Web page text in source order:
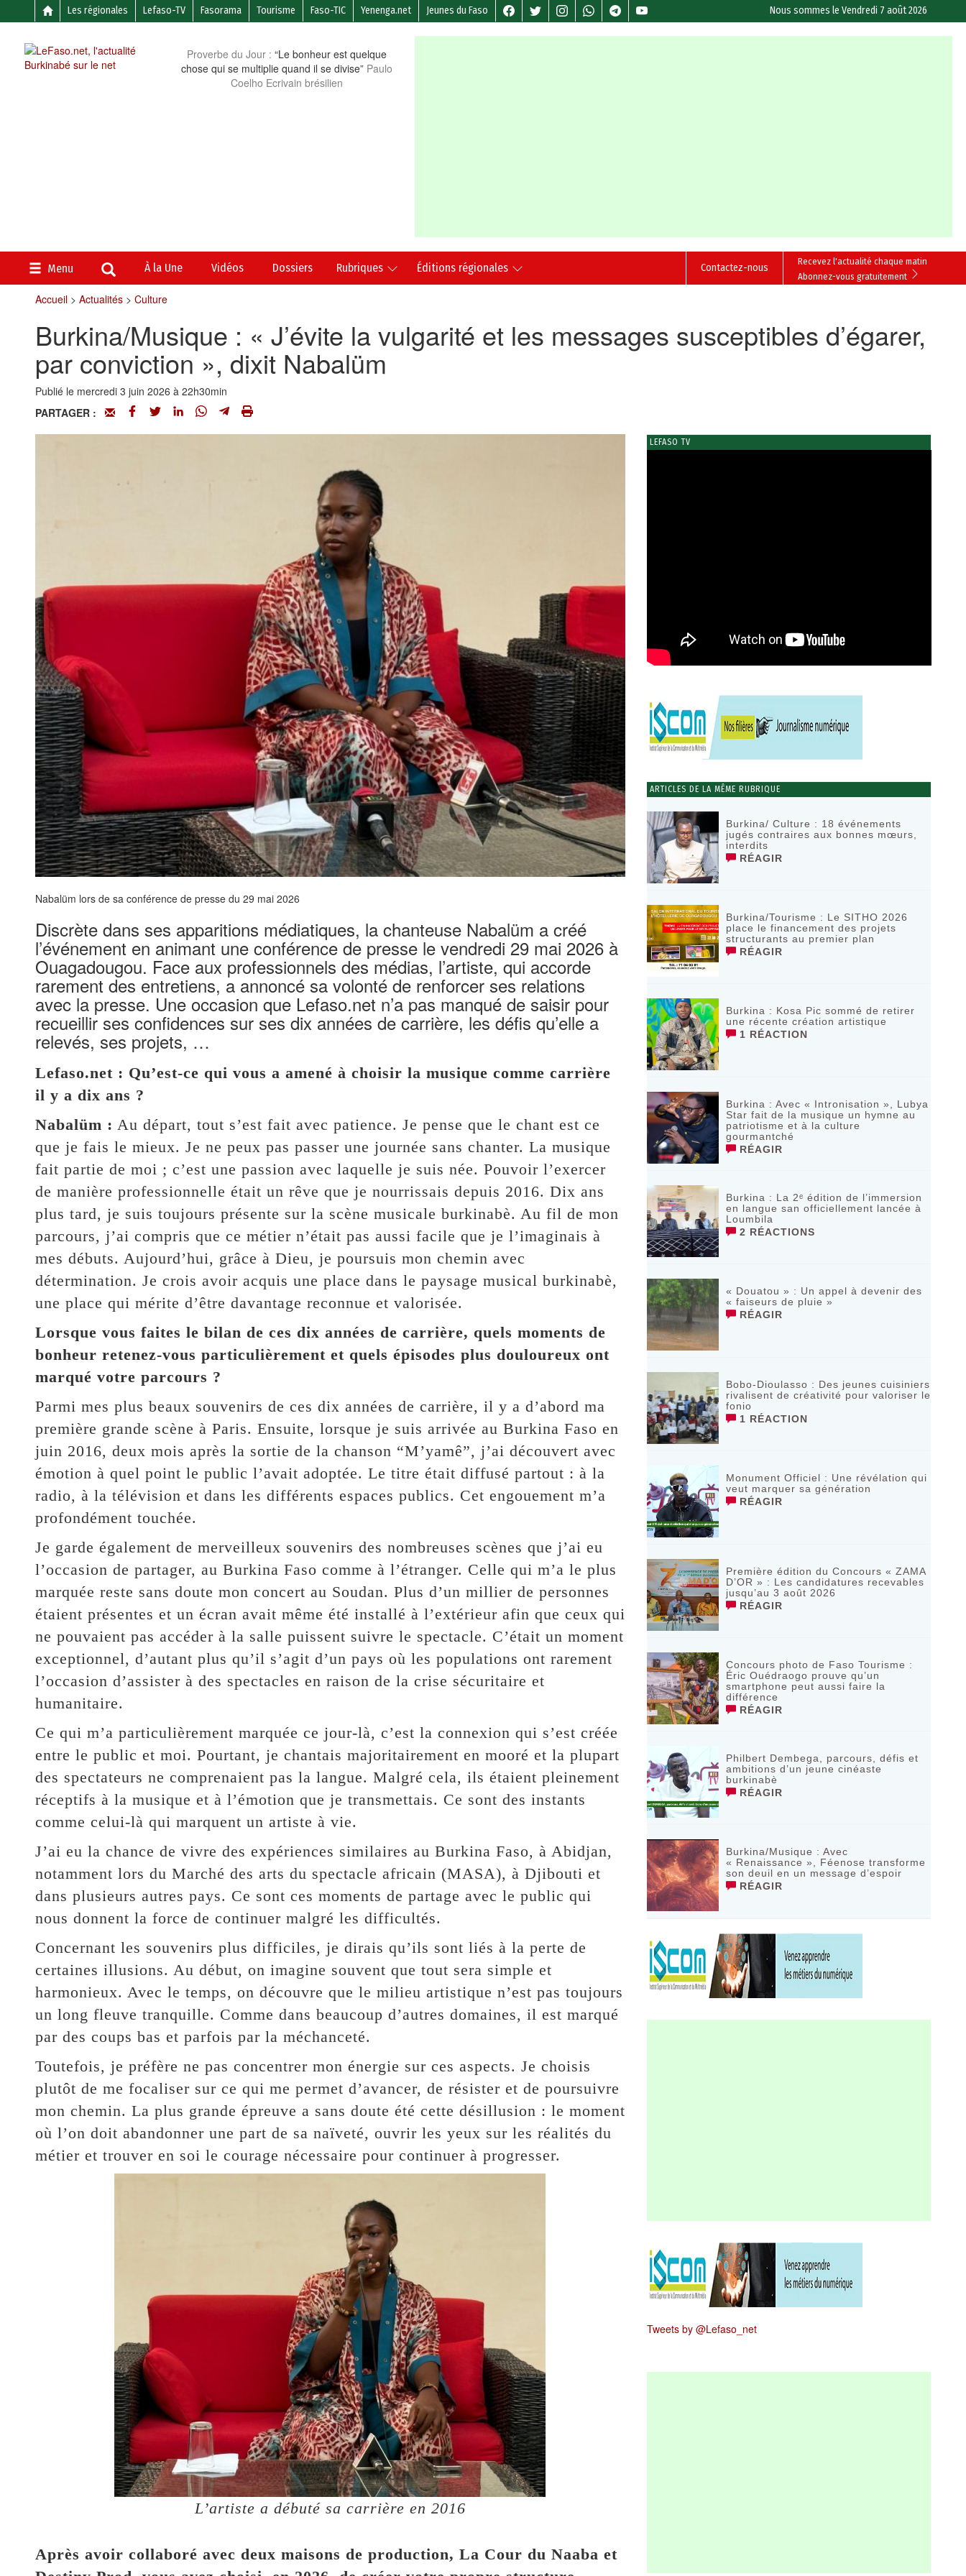
Les régionales Lefaso-TV Fasorama Tourisme Faso-TIC Yenenga.net Jeunes du Faso Nous sommes leVendredi 7 août 2026
Proverbe du Jour : “Le bonheur est quelque
chose qui se multiplie quand il se divise” Paulo
Coelho Ecrivain brésilien
Menu À la Une Vidéos Dossiers Rubriques Éditions régionales
Recevez l'actualité chaque matin
Abonnez-vous gratuitement
Contactez-nous
Accueil> Actualités> Culture
Burkina/Musique : « J’évite la vulgarité et les messages susceptibles d’égarer,
par conviction », dixit Nabalüm
Publié le mercredi 3 juin 2026 à 22h30min
PARTAGER :
Nabalüm lors de sa conférence de presse du 29 mai 2026
Discrète dans ses apparitions médiatiques, la chanteuse Nabalüm a créé
l’événement en animant une conférence de presse le vendredi 29 mai 2026 à
Ouagadougou. Face aux professionnels des médias, l’artiste, qui accorde
rarement des entretiens, a annoncé sa volonté de renforcer ses relations
avec la presse. Une occasion que Lefaso.net n’a pas manqué de saisir pour
recueillir ses confidences sur ses dix années de carrière, les défis qu’elle a
relevés, ses projets, …
Lefaso.net : Qu’est-ce qui vous a amené à choisir la musique comme carrière
il y a dix ans ?
Nabalüm : Au départ, tout s’est fait avec patience. Je pense que le chant est ce
que je fais le mieux. Je ne peux pas passer une journée sans chanter. La musique
fait partie de moi ; c’est une passion avec laquelle je suis née. Pouvoir l’exercer
de manière professionnelle était un rêve que je nourrissais depuis 2016. Dix ans
plus tard, je suis toujours présente sur la scène musicale burkinabè. Au fil de mon
parcours, j’ai compris que ce métier n’était pas aussi facile que je l’imaginais à
mes débuts. Aujourd’hui, grâce à Dieu, je poursuis mon chemin avec
détermination. Je crois avoir acquis une place dans le paysage musical burkinabè,
une place qui mérite d’être davantage reconnue et valorisée.
Lorsque vous faites le bilan de ces dix années de carrière, quels moments de
bonheur retenez-vous particulièrement et quels épisodes plus douloureux ont
marqué votre parcours ?
Parmi mes plus beaux souvenirs de ces dix années de carrière, il y a d’abord ma
première grande scène à Paris. Ensuite, lorsque je suis arrivée au Burkina Faso en
juin 2016, deux mois après la sortie de la chanson “M’yamê”, j’ai découvert avec
émotion à quel point le public l’avait adoptée. Le titre était diffusé partout : à la
radio, à la télévision et dans les différents espaces publics. Cet engouement m’a
profondément touchée.
Je garde également de merveilleux souvenirs des nombreuses scènes que j’ai eu
l’occasion de partager, au Burkina Faso comme à l’étranger. Celle qui m’a le plus
marquée reste sans doute mon concert au Soudan. Plus d’un millier de personnes
étaient présentes et un écran avait même été installé à l’extérieur afin que ceux qui
ne pouvaient pas accéder à la salle puissent suivre le spectacle. C’était un moment
exceptionnel, d’autant plus qu’il s’agit d’un pays où les populations ont rarement
l’occasion d’assister à des spectacles en raison de la crise sécuritaire et
humanitaire.
Ce qui m’a particulièrement marquée ce jour-là, c’est la connexion qui s’est créée
entre le public et moi. Pourtant, je chantais majoritairement en mooré et la plupart
des spectateurs ne comprenaient pas la langue. Malgré cela, ils étaient pleinement
réceptifs à la musique et à l’émotion que je transmettais. Ce sont des instants
comme celui-là qui marquent un artiste à vie.
J’ai eu la chance de vivre des expériences similaires au Burkina Faso, à Abidjan,
notamment lors du Marché des arts du spectacle africain (MASA), à Djibouti et
dans plusieurs autres pays. Ce sont ces moments de partage avec le public qui
nous donnent la force de continuer malgré les difficultés.
Concernant les souvenirs plus difficiles, je dirais qu’ils sont liés à la perte de
certaines illusions. Au début, on imagine souvent que tout sera simple et
harmonieux. Avec le temps, on découvre que le milieu artistique n’est pas toujours
un long fleuve tranquille. Comme dans beaucoup d’autres domaines, il est marqué
par des coups bas et parfois par la méchanceté.
Toutefois, je préfère ne pas concentrer mon énergie sur ces aspects. Je choisis
plutôt de me focaliser sur ce qui me permet d’avancer, de résister et de poursuivre
mon chemin. La plus grande épreuve a sans doute été cette désillusion : le moment
où l’on doit abandonner une part de sa naïveté, ouvrir les yeux sur les réalités du
métier et trouver en soi le courage nécessaire pour continuer à progresser.
L’artiste a débuté sa carrière en 2016
Après avoir collaboré avec deux maisons de production, La Cour du Naaba et
LEFASO TV
ARTICLES DE LA MÊME RUBRIQUE
Burkina/ Culture : 18 événements
jugés contraires aux bonnes mœurs,
interdits
RÉAGIR
Burkina/Tourisme : Le SITHO 2026
place le financement des projets
structurants au premier plan
RÉAGIR
Burkina : Kosa Pic sommé de retirer
une récente création artistique
1 RÉACTION
Burkina : Avec « Intronisation », Lubya
Star fait de la musique un hymne au
patriotisme et à la culture
gourmantché
RÉAGIR
Burkina : La 2ᵉ édition de l’immersion
en langue san officiellement lancée à
Loumbila
2 RÉACTIONS
« Douatou » : Un appel à devenir des
« faiseurs de pluie »
RÉAGIR
Bobo-Dioulasso : Des jeunes cuisiniers
rivalisent de créativité pour valoriser le
fonio
1 RÉACTION
Monument Officiel : Une révélation qui
veut marquer sa génération
RÉAGIR
‎Première édition du Concours « ZAMA
D’OR » : Les candidatures recevables
jusqu’au 3 août 2026 ‎
RÉAGIR
Concours photo de Faso Tourisme :
Éric Ouédraogo prouve qu’un
smartphone peut aussi faire la
différence
RÉAGIR
Philbert Dembega, parcours, défis et
ambitions d’un jeune cinéaste
burkinabè
RÉAGIR
Burkina/Musique : Avec
« Renaissance », Féenose transforme
son deuil en un message d’espoir
RÉAGIR
Tweets by @Lefaso_net